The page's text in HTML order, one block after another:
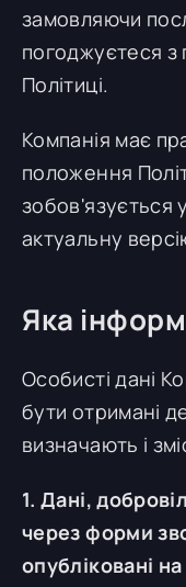
замовляючи
погоджуєтеся з
Політиці.
Компанія має
положення
зобов'язується
актуальну
Яка
Особисті дані
бути отримані
визначають і
1. Дані,
через форми
опубліковані